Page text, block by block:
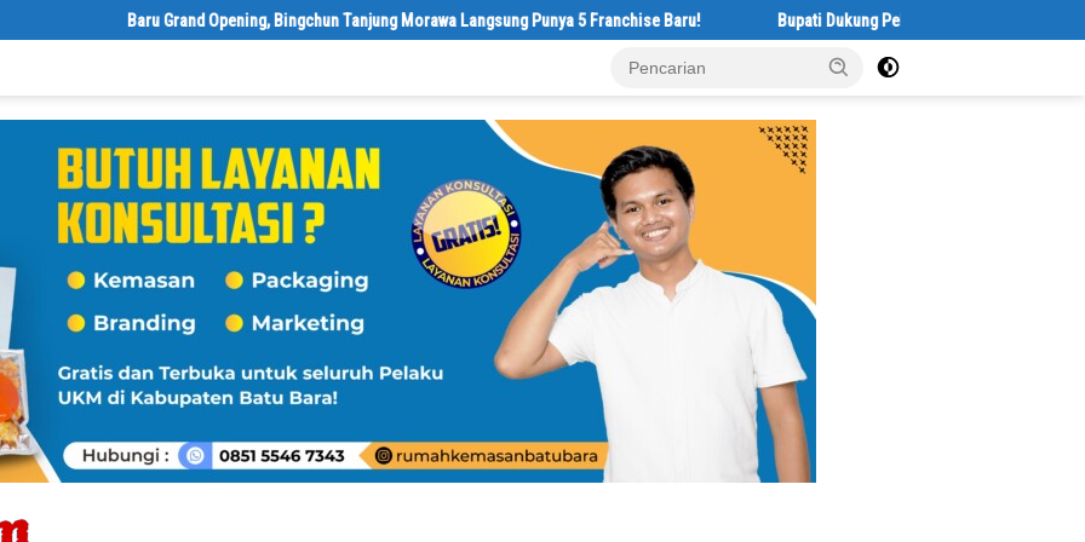
‎Baru Grand Opening, Bingchun Tanjung Morawa Langsung Punya 5 Franchise Baru! Bupati Dukung Pelestarian Budaya Melayu Melalui